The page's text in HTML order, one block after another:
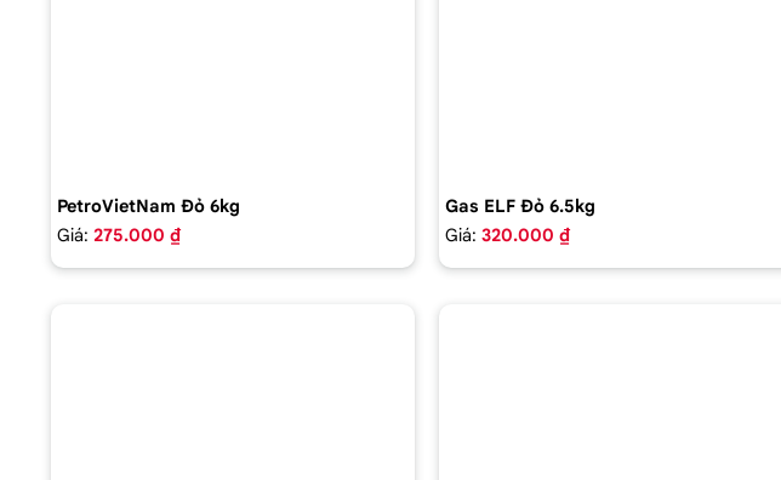
PetroVietNam Đỏ 6kg
Giá: 275.000 ₫
Gas ELF Đỏ 6.5kg
Giá: 320.000 ₫